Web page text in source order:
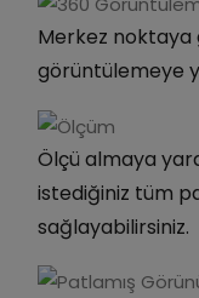
Merkez noktaya
görüntülemeye
Ölçü almaya
istediğiniz tüm
sağlayabilirsiniz.